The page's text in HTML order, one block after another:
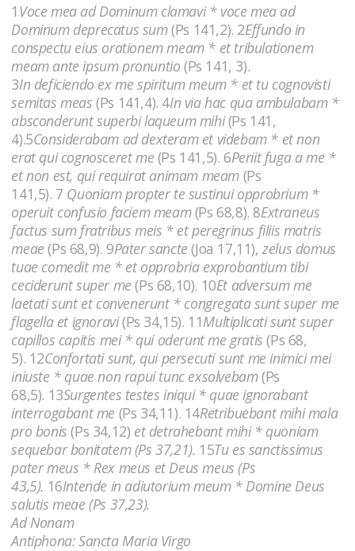
1 Voce mea ad Dominum clamavi * voce mea ad
Dominum deprecatus sum(Ps 141,2). 2Effundo in
conspectu eius orationem meam * et tribulationem
meam ante ipsum pronuntio (Ps 141, 3).
3In deficiendo ex me spiritum meum * et tu cognovisti
semitas meas(Ps 141,4). 4In via hac qua ambulabam *
absconderunt superbi laqueum mihi(Ps 141,
4).5Considerabam ad dexteram et videbam * et non
erat qui cognosceret me(Ps 141,5). 6Periit fuga a me *
et non est, qui requirat animam meam (Ps
141,5). 7 Quoniam propter te sustinui opprobrium *
operuit confusio faciem meam(Ps 68,8). 8Extraneus
factus sum fratribus meis * et peregrinus filiis matris
meae(Ps 68,9). 9Pater sancte(Joa 17,11),zelus domus
tuae comedit me * et opprobria exprobantium tibi
ceciderunt super me(Ps 68,10). 10Et adversum me
laetati sunt et convenerunt * congregata sunt super me
flagella et ignoravi(Ps 34,15). 11Multiplicati sunt super
capillos capitis mei * qui oderunt me gratis(Ps 68,
5). 12Confortati sunt, qui persecuti sunt me inimici mei
iniuste * quae non rapui tunc exsolvebam(Ps
68,5). 13Surgentes testes iniqui * quae ignorabant
interrogabant me (Ps 34,11). 14Retribuebant mihi mala
pro bonis(Ps 34,12) et detrahebant mihi * quoniam
sequebar bonitatem (Ps 37,21). 15Tu es sanctissimus
pater meus * Rex meus et Deus meus (Ps
43,5). 16Intende in adiutorium meum * Domine Deus
salutis meae (Ps 37,23).
Ad Nonam
Antiphona: Sancta Maria Virgo